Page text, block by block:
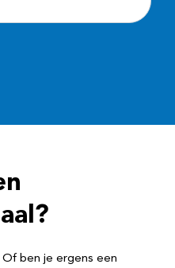
ben je ergens een